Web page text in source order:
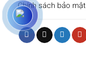
Chính sách bảo mật